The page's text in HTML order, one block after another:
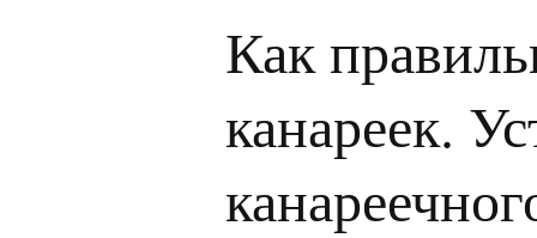
Как
канареек.